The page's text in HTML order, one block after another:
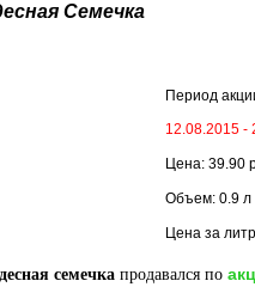
Семечка
Период
12.08.2015 -
Цена: 39.90
Объем: 0.9 л
Цена за
семечка продавался по